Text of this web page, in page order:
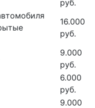
руб.
16.000
руб.
9.000
руб.
6.000
руб.
9.000